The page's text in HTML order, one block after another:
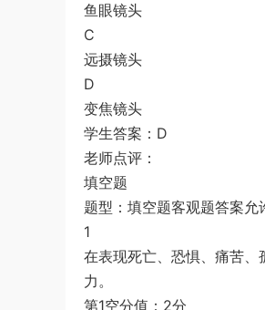
鱼眼镜头
C
远摄镜头
D
变焦镜头
学生答案：D
老师点评：
填空题
题型：填空题客观题答案
1
在表现死亡、恐惧、痛苦、
力。
第1空分值：2分